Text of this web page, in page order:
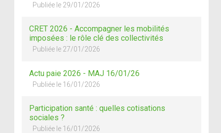
Publiée le 29/01/2026
CRET 2026 - Accompagner les mobilités
imposées : le rôle clé des collectivités
Publiée le 27/01/2026
Actu paie 2026 - MAJ 16/01/26
Publiée le 16/01/2026
Participation santé : quelles cotisations
sociales ?
Publiée le 16/01/2026